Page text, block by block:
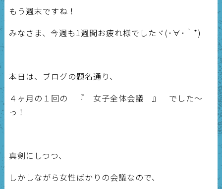
もう週末ですね！
みなさま、今週も1週間お疲れ様でしたヾ(･∀･｀*)
本日は、ブログの題名通り、
４ヶ月の１回の 『 女子全体会議 』 でした～
っ！
真剣にしつつ、
しかしながら女性ばかりの会議なので、